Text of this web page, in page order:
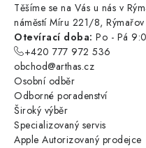
Těšíme se na Vás u nás v
náměstí Míru 221/8, Rýmařov
Otevírací doba: Po - Pá
+420 777 972 536
obchod@arthas.cz
Osobní odběr
Odborné poradenství
Široký výběr
Specializovaný servis
Apple Autorizovaný prodejce